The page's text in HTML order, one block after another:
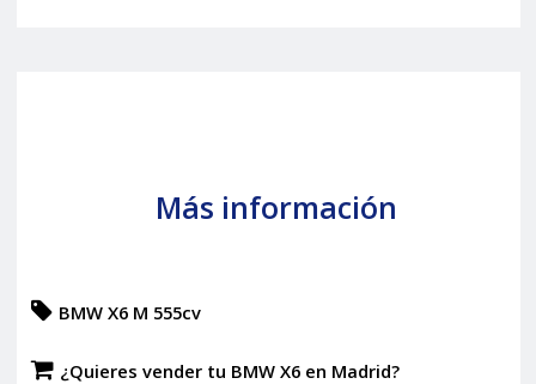
Más información
BMW X6 M 555cv
¿Quieres vender tu BMW X6 en Madrid?